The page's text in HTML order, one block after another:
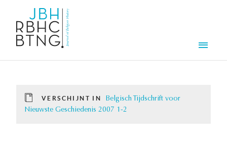
VERSCHIJNT IN
Belgisch Tijdschrift voor
Nieuwste Geschiedenis 2007 1-2